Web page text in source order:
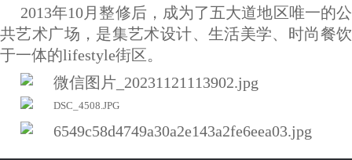
2013年10月整修后，成为了五大道地区唯一的公
共艺术广场，是集艺术设计、生活美学、时尚餐饮
于一体的lifestyle街区。